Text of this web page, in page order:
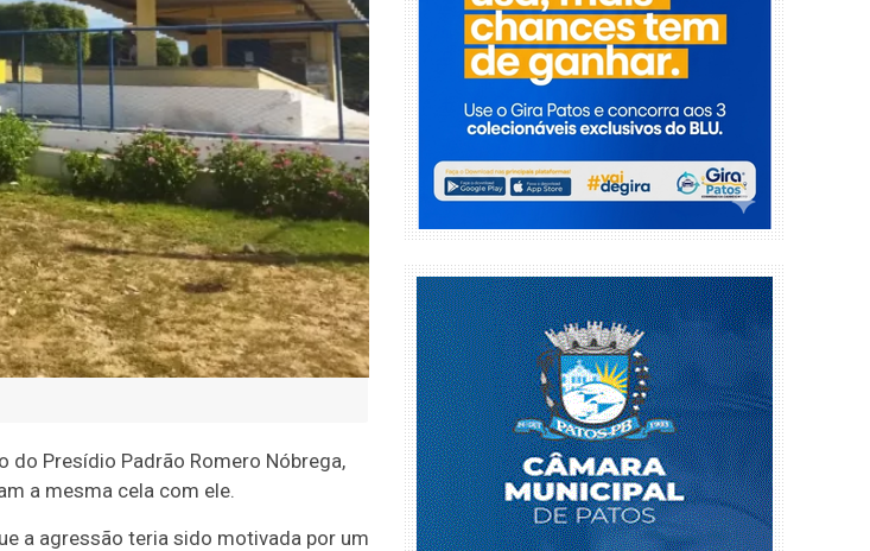
Presídio Padrão Romero Nóbrega,
a mesma cela com ele.
a agressão teria sido motivada por um